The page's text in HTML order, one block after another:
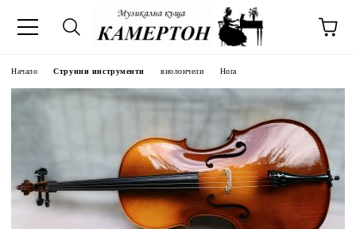
Начало Струнни инструменти виолончели Hora